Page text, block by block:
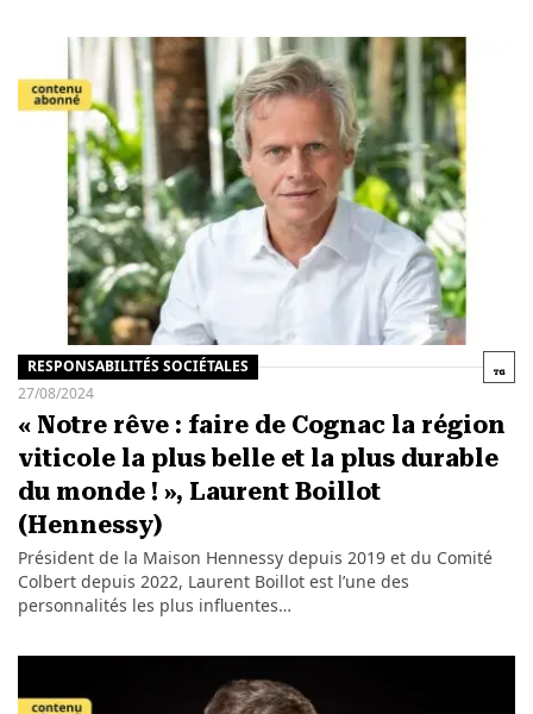
RESPONSABILITÉS SOCIÉTALES
27/08/2024
« Notre rêve : faire de Cognac la région
viticole la plus belle et la plus durable
du monde ! », Laurent Boillot
(Hennessy)
Président de la Maison Hennessy depuis 2019 et du Comité
Colbert depuis 2022, Laurent Boillot est l’une des
personnalités les plus influentes…